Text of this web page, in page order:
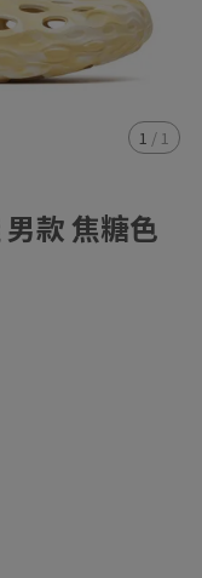
1 / 1
款 焦糖色